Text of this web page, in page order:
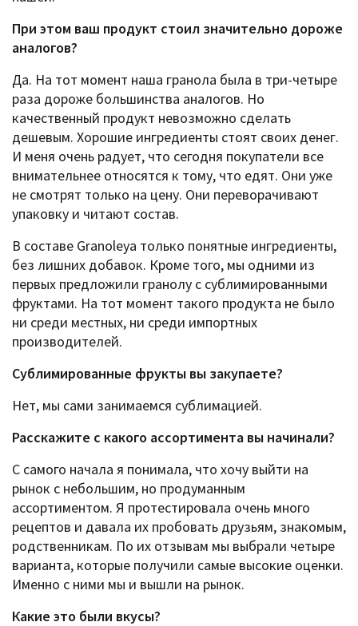
При этом ваш продукт стоил значительно дороже
аналогов?
Да. На тот момент наша гранола была в три-четыре
раза дороже большинства аналогов. Но
качественный продукт невозможно сделать
дешевым. Хорошие ингредиенты стоят своих денег.
И меня очень радует, что сегодня покупатели все
внимательнее относятся к тому, что едят. Они уже
не смотрят только на цену. Они переворачивают
упаковку и читают состав.
В составе Granoleya только понятные ингредиенты,
без лишних добавок. Кроме того, мы одними из
первых предложили гранолу с сублимированными
фруктами. На тот момент такого продукта не было
ни среди местных, ни среди импортных
производителей.
Сублимированные фрукты вы закупаете?
Нет, мы сами занимаемся сублимацией.
Расскажите c какого ассортимента вы начинали?
С самого начала я понимала, что хочу выйти на
рынок с небольшим, но продуманным
ассортиментом. Я протестировала очень много
рецептов и давала их пробовать друзьям, знакомым,
родственникам. По их отзывам мы выбрали четыре
варианта, которые получили самые высокие оценки.
Именно с ними мы и вышли на рынок.
Какие это были вкусы?